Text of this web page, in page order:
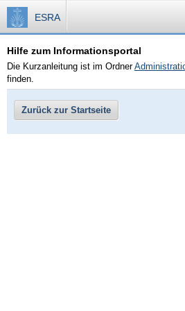
ESRA
Hilfe zum Informationsportal
Die Kurzanleitung ist im Ordner
finden.
Zurück zur Startseite